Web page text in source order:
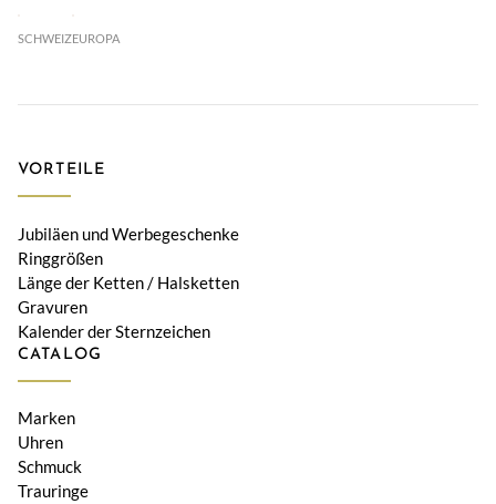
SCHWEIZEUROPA
VORTEILE
Jubiläen und Werbegeschenke
Ringgrößen
Länge der Ketten / Halsketten
Gravuren
Kalender der Sternzeichen
CATALOG
Marken
Uhren
Schmuck
Trauringe